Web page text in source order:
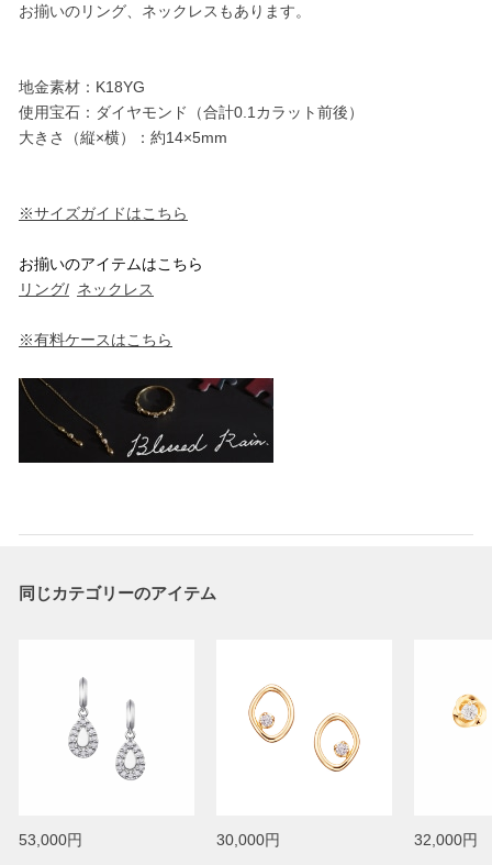
お揃いのリング、ネックレスもあります。
地金素材：K18YG
使用宝石：ダイヤモンド（合計0.1カラット前後）
大きさ（縦×横）：約14×5mm
※サイズガイドはこちら
お揃いのアイテムはこちら
リング/ ネックレス
※有料ケースはこちら
同じカテゴリーのアイテム
53,000円 30,000円 32,000円